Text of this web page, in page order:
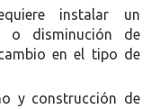
instalar un
o disminución de
en el tipo de
y construcción de